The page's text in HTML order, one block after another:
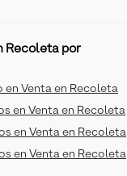
Recoleta por
en Venta en Recoleta
en Venta en Recoleta
en Venta en Recoleta
en Venta en Recoleta